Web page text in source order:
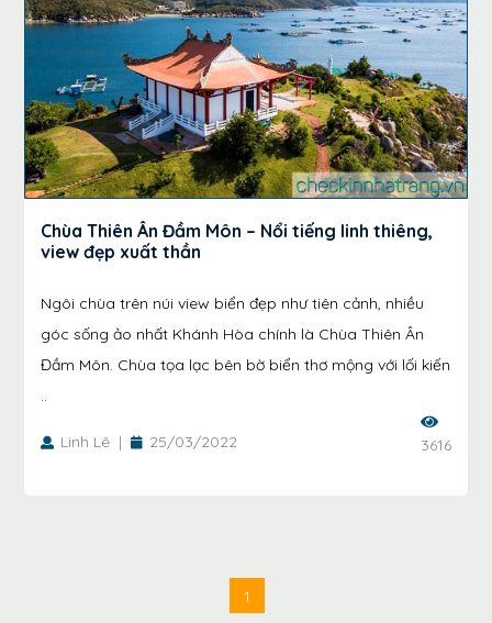
Chùa Thiên Ân Đầm Môn – Nổi tiếng linh thiêng,
view đẹp xuất thần
Ngôi chùa trên núi view biển đẹp như tiên cảnh, nhiều
góc sống ảo nhất Khánh Hòa chính là Chùa Thiên Ân
Đầm Môn. Chùa tọa lạc bên bờ biển thơ mộng với lối kiến
..
Linh Lê | 25/03/2022 3616
1